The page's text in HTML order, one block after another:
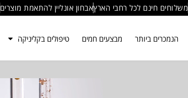
משלוחים חינם לכל רחבי הארץאבחון אונליין להתאמת מוצרים
הנמכרים ביותר מבצעים חמים טיפולים בקליניקה